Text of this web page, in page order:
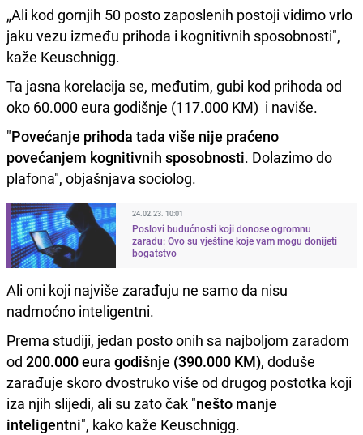
„Ali kod gornjih 50 posto zaposlenih postoji vidimo vrlo
jaku vezu između prihoda i kognitivnih sposobnosti",
kaže Keuschnigg.
Ta jasna korelacija se, međutim, gubi kod prihoda od
oko 60.000 eura godišnje (117.000 KM) i naviše.
"Povećanje prihoda tada više nije praćeno
povećanjem kognitivnih sposobnosti. Dolazimo do
plafona", objašnjava sociolog.
24.02.23. 10:01
Poslovi budućnosti koji donose ogromnu
zaradu: Ovo su vještine koje vam mogu donijeti
bogatstvo
Ali oni koji najviše zarađuju ne samo da nisu
nadmoćno inteligentni.
Prema studiji, jedan posto onih sa najboljom zaradom
od 200.000 eura godišnje (390.000 KM), doduše
zarađuje skoro dvostruko više od drugog postotka koji
iza njih slijedi, ali su zato čak "nešto manje
inteligentni", kako kaže Keuschnigg.